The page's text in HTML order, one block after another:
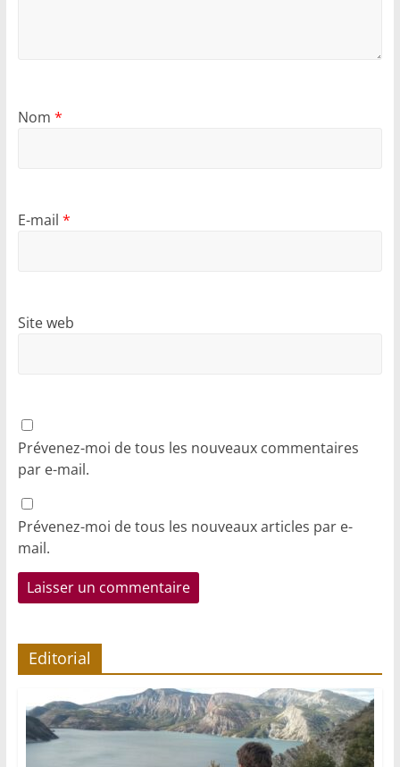
Nom *
E-mail *
Site web
Prévenez-moi de tous les nouveaux commentaires
par e-mail.
Prévenez-moi de tous les nouveaux articles par e-
mail.
Editorial